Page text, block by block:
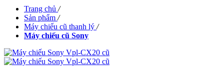
Trang chủ /
Sản phẩm /
Máy chiếu cũ thanh lý /
Máy chiếu cũ Sony